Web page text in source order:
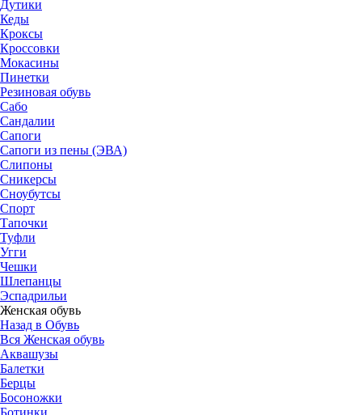
Дутики
Кеды
Кроксы
Кроссовки
Мокасины
Пинетки
Резиновая обувь
Сабо
Сандалии
Сапоги
Сапоги из пены (ЭВА)
Слипоны
Сникерсы
Сноубутсы
Спорт
Тапочки
Туфли
Угги
Чешки
Шлепанцы
Эспадрильи
Женская обувь
Назад в Обувь
Вся Женская обувь
Аквашузы
Балетки
Берцы
Босоножки
Ботинки